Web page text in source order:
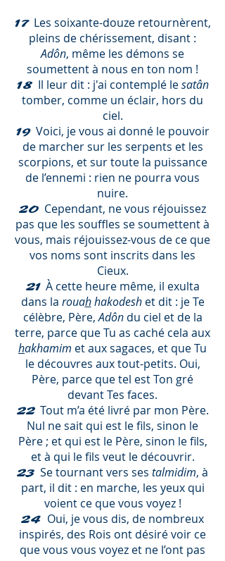
17 Les soixante-douze retournèrent,
pleins de chérissement, disant :
Adôn, même les démons se
soumettent à nous en ton nom !
18 Il leur dit : j'ai contemplé lesatân
tomber, comme un éclair, hors du
ciel.
19 Voici, je vous ai donné le pouvoir
de marcher sur les serpents et les
scorpions, et sur toute la puissance
de l’ennemi : rien ne pourra vous
nuire.
20 Cependant, ne vous réjouissez
pas que les souffles se soumettent à
vous, mais réjouissez-vous de ce que
vos noms sont inscrits dans les
Cieux.
21 À cette heure même, il exulta
dans la rouahhakodeshet dit : je Te
célèbre, Père,Adôn du ciel et de la
terre, parce que Tu as caché cela aux
hakhamim et aux sagaces, et que Tu
le découvres aux tout-petits. Oui,
Père, parce que tel est Ton gré
devant Tes faces.
22 Tout m’a été livré par mon Père.
Nul ne sait qui est le fils, sinon le
Père ; et qui est le Père, sinon le fils,
et à qui le fils veut le découvrir.
23 Se tournant vers ses talmidim, à
part, il dit : en marche, les yeux qui
voient ce que vous voyez !
24 Oui, je vous dis, de nombreux
inspirés, des Rois ont désiré voir ce
que vous vous voyez et ne l’ont pas